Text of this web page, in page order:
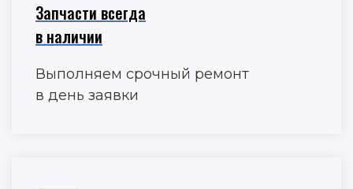
Запчасти всегда
в наличии
Выполняем срочный ремонт
в день заявки